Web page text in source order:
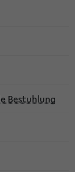
Bestuhlung